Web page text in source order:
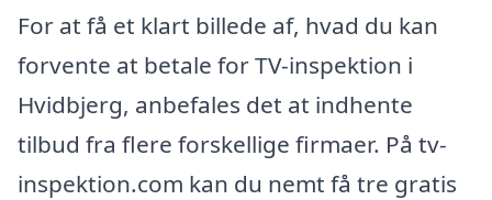
For at få et klart billede af, hvad du kan
forvente at betale for TV-inspektion i
Hvidbjerg, anbefales det at indhente
tilbud fra flere forskellige firmaer. På tv-
inspektion.com kan du nemt få tre gratis